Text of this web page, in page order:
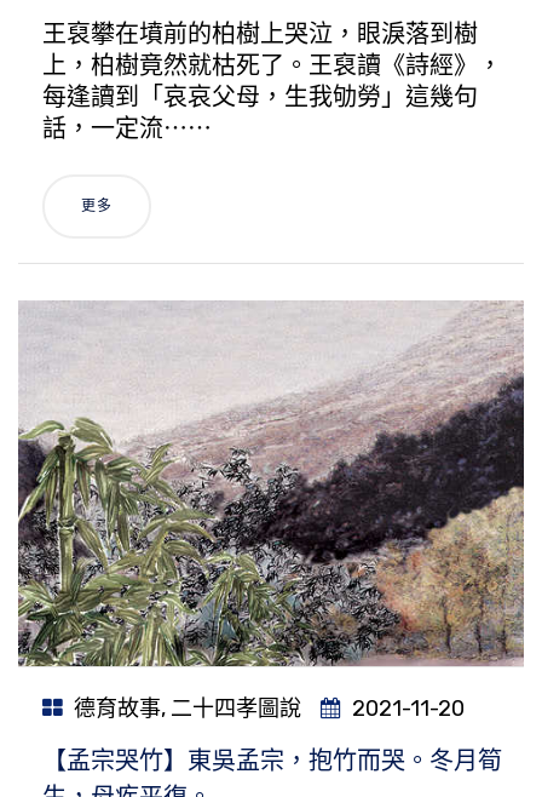
王裒攀在墳前的柏樹上哭泣，眼淚落到樹
上，柏樹竟然就枯死了。王裒讀《詩經》，
每逢讀到「哀哀父母，生我劬勞」這幾句
話，一定流⋯⋯
更多
德育故事, 二十四孝圖說 2021-11-20
【孟宗哭竹】東吳孟宗，抱竹而哭。冬月筍